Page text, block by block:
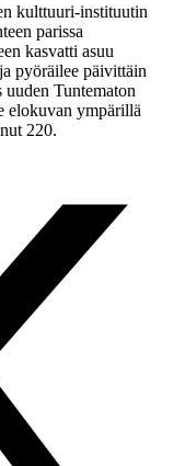
kulttuuri-instituutin
parissa
kasvatti asuu
pyöräilee päivittäin
Tuntematon
elokuvan ympärillä
220.